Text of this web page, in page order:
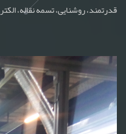
قدرتمند، روشنایی، تسمه نقاله،